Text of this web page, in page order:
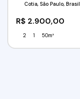
R$ 2.900,00
Cotia, São Paulo, Brasil
2 1 50m²